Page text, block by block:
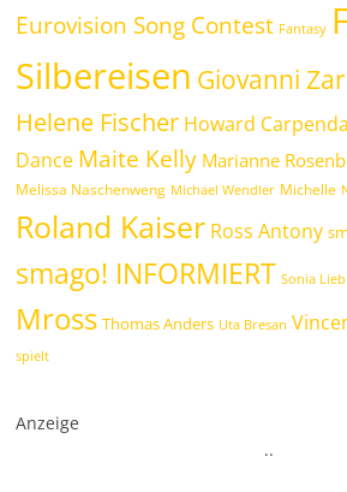
Eurovision Song Contest Fantasy
Silbereisen Giovanni
Helene Fischer Howard
Dance Maite Kelly Marianne
Melissa Naschenweng Michael Wendler Michelle
Roland Kaiser Ross Antony
smago! INFORMIERT Sonia
Mross Thomas Anders Uta Bresan
spielt
Anzeige
..